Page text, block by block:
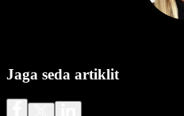
Jaga seda artiklit